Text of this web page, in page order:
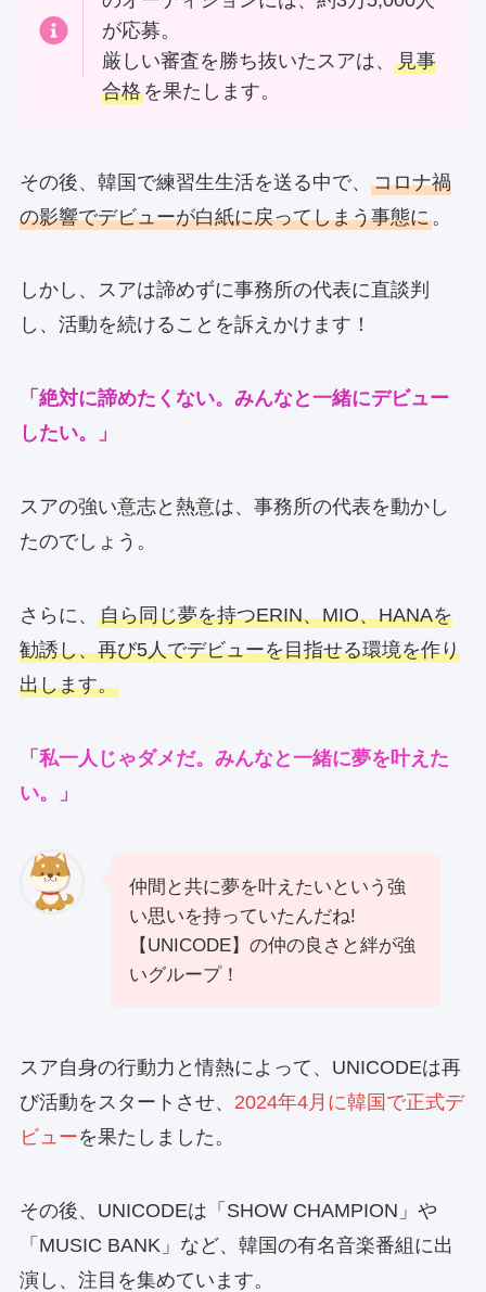
が応募。
厳しい審査を勝ち抜いたスアは、見事
合格を果たします。
その後、韓国で練習生生活を送る中で、 コロナ禍
の影響でデビューが白紙に戻ってしまう事態に。
しかし、スアは諦めずに事務所の代表に直談判
し、活動を続けることを訴えかけます！
「絶対に諦めたくない。みんなと一緒にデビュー
したい。」
スアの強い意志と熱意は、事務所の代表を動かし
たのでしょう。
さらに、 自ら同じ夢を持つERIN、MIO、HANAを
勧誘し、再び5人でデビューを目指せる環境を作り
出します。
「私一人じゃダメだ。みんなと一緒に夢を叶えた
い。」
仲間と共に夢を叶えたいという強
い思いを持っていたんだね!
【UNICODE】の仲の良さと絆が強
いグループ！
スア自身の行動力と情熱によって、UNICODEは再
び活動をスタートさせ、 2024年4月に韓国で正式デ
ビューを果たしました。
その後、UNICODEは「SHOW CHAMPION」や
「MUSIC BANK」など、韓国の有名音楽番組に出
演し、注目を集めています。